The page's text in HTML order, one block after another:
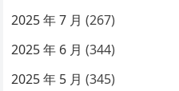
2025 年 7 月 (267)
2025 年 6 月 (344)
2025 年 5 月 (345)